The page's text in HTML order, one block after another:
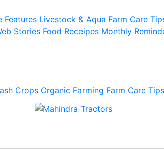
Features Livestock & Aqua Farm Care
Stories Food Receipes Monthly
Crops Organic Farming Farm Care Tips